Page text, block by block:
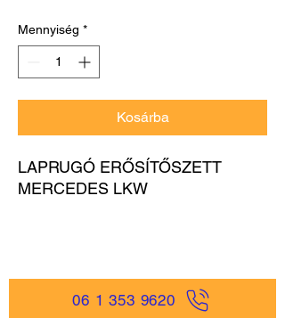
Mennyiség *
Kosárba
LAPRUGÓ ERŐSÍTŐSZETT
MERCEDES LKW
06 1 353 9620